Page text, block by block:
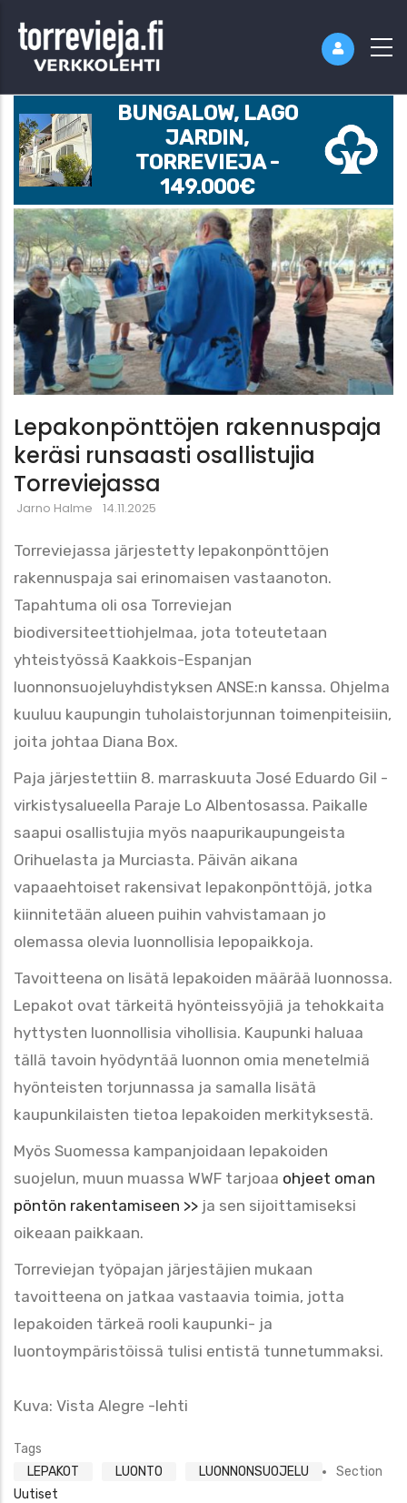
BUNGALOW, LAGO
JARDIN,
TORREVIEJA -
149.000€
Lepakonpönttöjen rakennuspaja
keräsi runsaasti osallistujia
Torreviejassa
Jarno Halme 14.11.2025
Torreviejassa järjestetty lepakonpönttöjen
rakennuspaja sai erinomaisen vastaanoton.
Tapahtuma oli osa Torreviejan
biodiversiteettiohjelmaa, jota toteutetaan
yhteistyössä Kaakkois-Espanjan
luonnonsuojeluyhdistyksen ANSE:n kanssa. Ohjelma
kuuluu kaupungin tuholaistorjunnan toimenpiteisiin,
joita johtaa Diana Box.
Paja järjestettiin 8. marraskuuta José Eduardo Gil -
virkistysalueella Paraje Lo Albentosassa. Paikalle
saapui osallistujia myös naapurikaupungeista
Orihuelasta ja Murciasta. Päivän aikana
vapaaehtoiset rakensivat lepakonpönttöjä, jotka
kiinnitetään alueen puihin vahvistamaan jo
olemassa olevia luonnollisia lepopaikkoja.
Tavoitteena on lisätä lepakoiden määrää luonnossa.
Lepakot ovat tärkeitä hyönteissyöjiä ja tehokkaita
hyttysten luonnollisia vihollisia. Kaupunki haluaa
tällä tavoin hyödyntää luonnon omia menetelmiä
hyönteisten torjunnassa ja samalla lisätä
kaupunkilaisten tietoa lepakoiden merkityksestä.
Myös Suomessa kampanjoidaan lepakoiden
suojelun, muun muassa WWF tarjoaa ohjeet oman
pöntön rakentamiseen >> ja sen sijoittamiseksi
oikeaan paikkaan.
Torreviejan työpajan järjestäjien mukaan
tavoitteena on jatkaa vastaavia toimia, jotta
lepakoiden tärkeä rooli kaupunki- ja
luontoympäristöissä tulisi entistä tunnetummaksi.
Kuva: Vista Alegre -lehti
Tags
LEPAKOT
LUONTO LUONNONSUOJELU
Section
Uutiset